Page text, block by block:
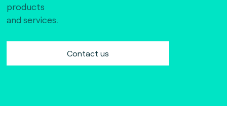
products
and services.
Contact us